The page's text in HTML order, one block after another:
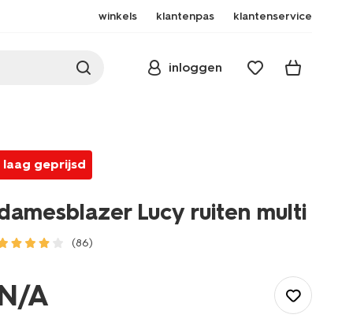
winkels klantenpas klantenservice
inloggen
laag geprijsd
Lucy ruiten multi
(86)
colberts/damesblazer-
lucy-
ruiten-
A